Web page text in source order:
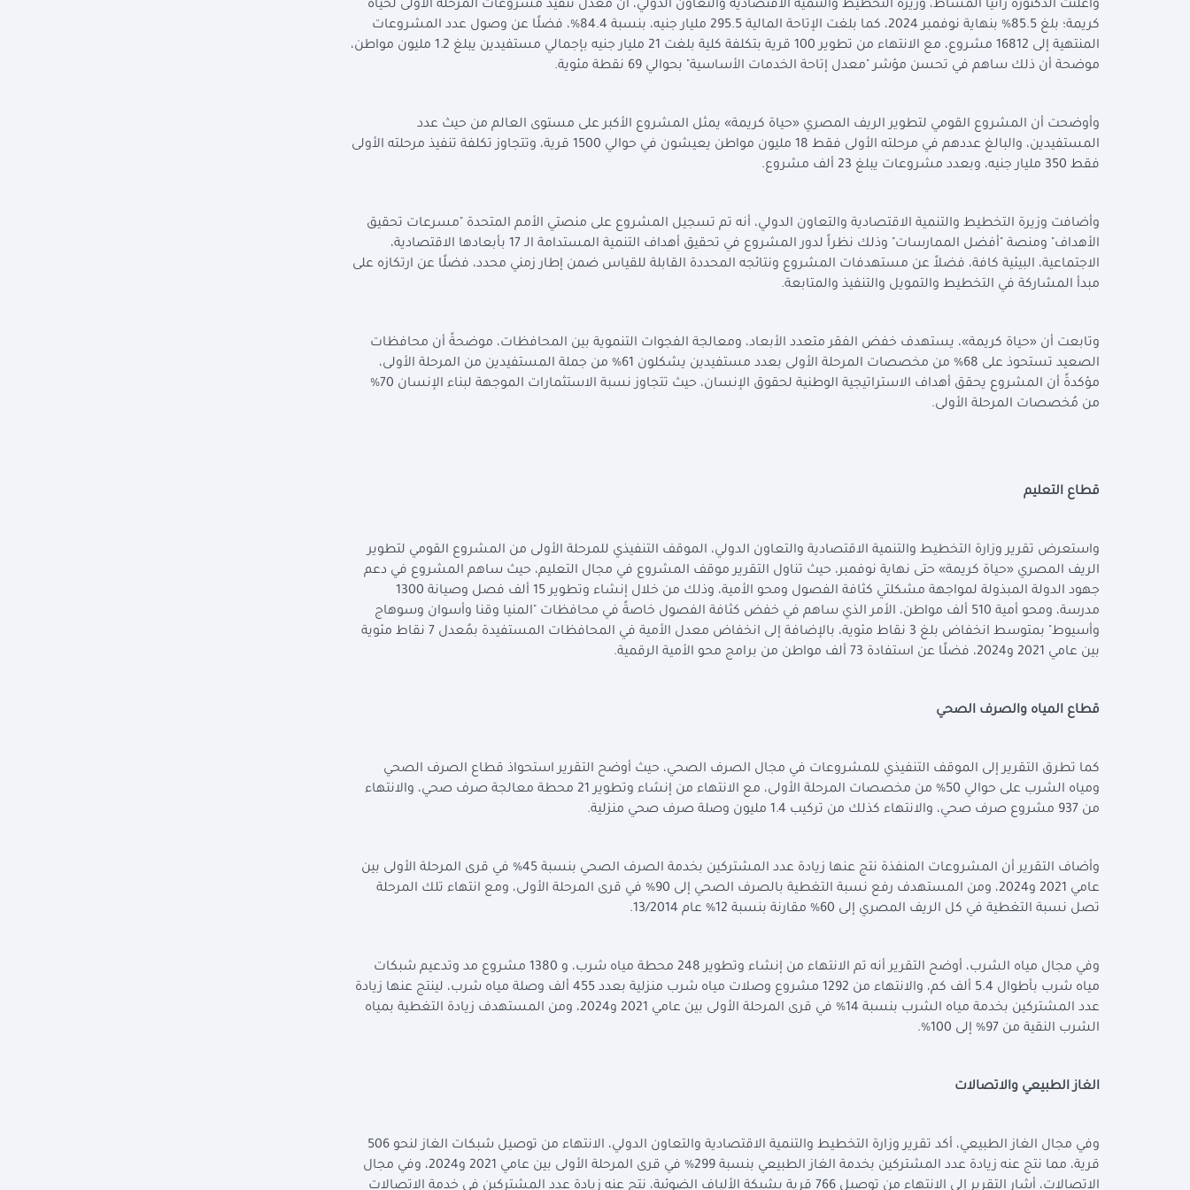
وأعلنت الدكتورة رانيا المشاط، وزيرة التخطيط والتنمية الاقتصادية والتعاون الدولي، أن مٌعدل تنفيذ مشروعات المرحلة الأولى لحياة
كريمة؛ بلغ 85.5% بنهاية نوفمبر 2024، كما بلغت الإتاحة المالية 295.5 مليار جنيه، بنسبة 84.4%، فضلًا عن وصول عدد المشروعات
المنتهية إلى 16812 مشروع، مع الانتهاء من تطوير 100 قرية بتكلفة كلية بلغت 21 مليار جنيه بإجمالي مستفيدين يبلغ 1.2 مليون مواطن،
موضحة أن ذلك ساهم في تحسن مؤشر "معدل إتاحة الخدمات الأساسية" بحوالي 69 نقطة مئوية.
وأوضحت أن المشروع القومي لتطوير الريف المصري «حياة كريمة» يمثل المشروع الأكبر على مستوى العالم من حيث عدد
المستفيدين، والبالغ عددهم في مرحلته الأولى فقط 18 مليون مواطن يعيشون في حوالي 1500 قرية، وتتجاوز تكلفة تنفيذ مرحلته الأولى
فقط 350 مليار جنيه، وبعدد مشروعات يبلغ 23 ألف مشروع.
وأضافت وزيرة التخطيط والتنمية الاقتصادية والتعاون الدولي، أنه تم تسجيل المشروع على منصتي الأمم المتحدة "مسرعات تحقيق
الأهداف" ومنصة "أفضل الممارسات" وذلك نظراً لدور المشروع في تحقيق أهداف التنمية المستدامة الـ 17 بأبعادها الاقتصادية،
الاجتماعية، البيئية كافة، فضلاً عن مستهدفات المشروع ونتائجه المحددة القابلة للقياس ضمن إطار زمني محدد، فضلًا عن ارتكازه على
مبدأ المشاركة في التخطيط والتمويل والتنفيذ والمتابعة.
وتابعت أن «حياة كريمة»، يستهدف خفض الفقر متعدد الأبعاد، ومعالجة الفجوات التنموية بين المحافظات، موضحةً أن محافظات
الصعيد تستحوذ على 68% من مخصصات المرحلة الأولى بعدد مستفيدين يشكلون 61% من جملة المستفيدين من المرحلة الأولى،
مؤكدةً أن المشروع يحقق أهداف الاستراتيجية الوطنية لحقوق الإنسان، حيث تتجاوز نسبة الاستثمارات الموجهة لبناء الإنسان 70%
من مُخصصات المرحلة الأولى.
قطاع التعليم
واستعرض تقرير وزارة التخطيط والتنمية الاقتصادية والتعاون الدولي، الموقف التنفيذي للمرحلة الأولى من المشروع القومي لتطوير
الريف المصري «حياة كريمة» حتى نهاية نوفمبر، حيث تناول التقرير موقف المشروع في مجال التعليم، حيث ساهم المشروع في دعم
جهود الدولة المبذولة لمواجهة مشكلتي كثافة الفصول ومحو الأمية، وذلك من خلال إنشاء وتطوير 15 ألف فصل وصيانة 1300
مدرسة، ومحو أمية 510 ألف مواطن، الأمر الذي ساهم في خفض كثافة الفصول خاصةً في محافظات "المنيا وقنا وأسوان وسوهاج
وأسيوط" بمتوسط انخفاض بلغ 3 نقاط مئوية، بالإضافة إلى انخفاض معدل الأمية في المحافظات المستفيدة بمُعدل 7 نقاط مئوية
بين عامي 2021 و2024، فضلًا عن استفادة 73 ألف مواطن من برامج محو الأمية الرقمية.
قطاع المياه والصرف الصحي
كما تطرق التقرير إلى الموقف التنفيذي للمشروعات في مجال الصرف الصحي، حيث أوضح التقرير استحواذ قطاع الصرف الصحي
ومياه الشرب على حوالي 50% من مخصصات المرحلة الأولى، مع الانتهاء من إنشاء وتطوير 21 محطة معالجة صرف صحي، والانتهاء
من 937 مشروع صرف صحي، والانتهاء كذلك من تركيب 1.4 مليون وصلة صرف صحي منزلية.
وأضاف التقرير أن المشروعات المنفذة نتج عنها زيادة عدد المشتركين بخدمة الصرف الصحي بنسبة 45% في قرى المرحلة الأولى بين
عامي 2021 و2024، ومن المستهدف رفع نسبة التغطية بالصرف الصحي إلى 90% في قرى المرحلة الأولى، ومع انتهاء تلك المرحلة
تصل نسبة التغطية في كل الريف المصري إلى 60% مقارنة بنسبة 12% عام 13/2014.
وفي مجال مياه الشرب، أوضح التقرير أنه تم الانتهاء من إنشاء وتطوير 248 محطة مياه شرب، و 1380 مشروع مد وتدعيم شبكات
مياه شرب بأطوال 5.4 ألف كم، والانتهاء من 1292 مشروع وصلات مياه شرب منزلية بعدد 455 ألف وصلة مياه شرب، لينتج عنها زيادة
عدد المشتركين بخدمة مياه الشرب بنسبة 14% في قرى المرحلة الأولى بين عامي 2021 و2024، ومن المستهدف زيادة التغطية بمياه
الشرب النقية من 97% إلى 100%.
الغاز الطبيعي والاتصالات
وفي مجال الغاز الطبيعي، أكد تقرير وزارة التخطيط والتنمية الاقتصادية والتعاون الدولي، الانتهاء من توصيل شبكات الغاز لنحو 506
قرية، مما نتج عنه زيادة عدد المشتركين بخدمة الغاز الطبيعي بنسبة 299% في قرى المرحلة الأولى بين عامي 2021 و2024، وفي مجال
الاتصالات، أشار التقرير إلى الانتهاء من توصيل 766 قرية بشبكة الألياف الضوئية، نتج عنه زيادة عدد المشتركين في خدمة الاتصالات